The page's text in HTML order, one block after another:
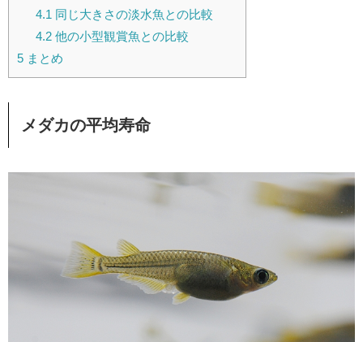
4.1 同じ大きさの淡水魚との比較
4.2他の小型観賞魚との比較
5 まとめ
メダカの平均寿命